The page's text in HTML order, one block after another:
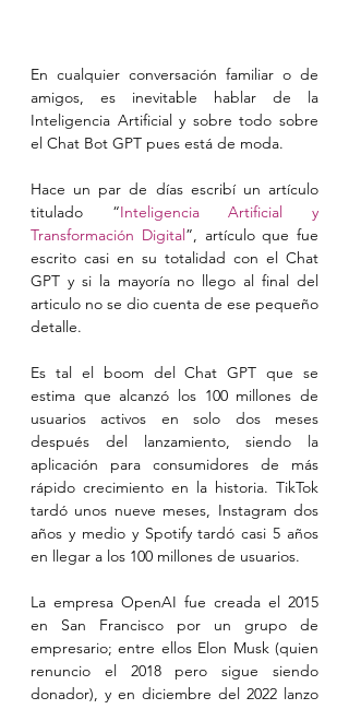
En cualquier conversación familiar o de
amigos, es inevitable hablar de la
Inteligencia Artificial y sobre todo sobre
el Chat Bot GPT pues está de moda.
Hace un par de días escribí un artículo
titulado “Inteligencia Artificial y
Transformación Digital”, artículo que fue
escrito casi en su totalidad con el Chat
GPT y si la mayoría no llego al final del
articulo no se dio cuenta de ese pequeño
detalle.
Es tal el boom del Chat GPT que se
estima que alcanzó los 100 millones de
usuarios activos en solo dos meses
después del lanzamiento, siendo la
aplicación para consumidores de más
rápido crecimiento en la historia. TikTok
tardó unos nueve meses, Instagram dos
años y medio y Spotify tardó casi 5 años
en llegar a los 100 millones de usuarios.
La empresa OpenAI fue creada el 2015
en San Francisco por un grupo de
empresario; entre ellos Elon Musk (quien
renuncio el 2018 pero sigue siendo
donador), y en diciembre del 2022 lanzo